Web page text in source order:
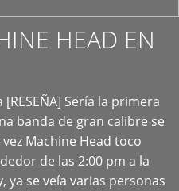
HEAD EN
Sería la primera
banda de gran calibre se
Machine Head toco
de las 2:00 pm a la
ya se veía varias personas